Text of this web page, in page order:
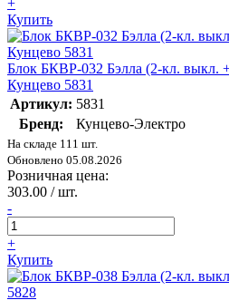
+
Купить
Блок БКВР-032 Бэлла (2-кл. выкл. +
Кунцево 5831
Артикул: 5831
Бренд:
Кунцево-Электро
На складе 111 шт.
Обновлено 05.08.2026
Розничная цена:
303.00 / шт.
-
+
Купить